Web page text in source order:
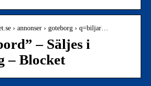
› annonser › goteborg › q=biljar…
– Säljes i
– Blocket